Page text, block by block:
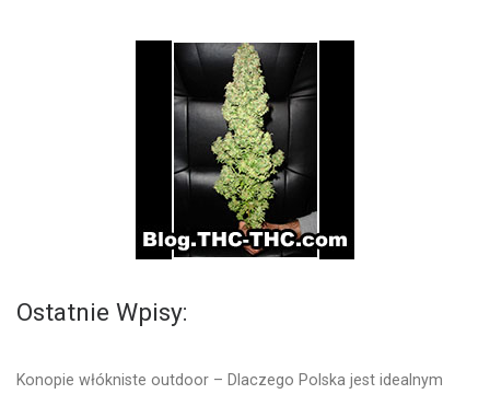
Ostatnie Wpisy:
Konopie włókniste outdoor – Dlaczego Polska jest idealnym